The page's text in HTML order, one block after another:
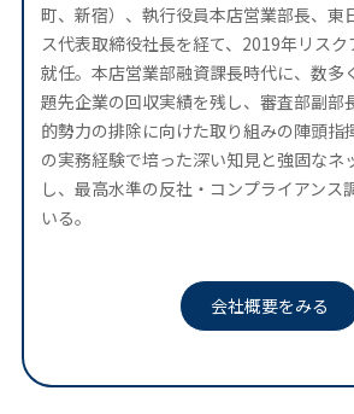
町、新宿）、執行役員本店営業部長、東
ス代表取締役社長を経て、2019年リス
就任。本店営業部融資課長時代に、数多
題先企業の回収実績を残し、審査部副部
的勢力の排除に向けた取り組みの陣頭指
の実務経験で培った深い知見と強固なネ
し、最高水準の反社・コンプライアンス
いる。
会社概要をみる